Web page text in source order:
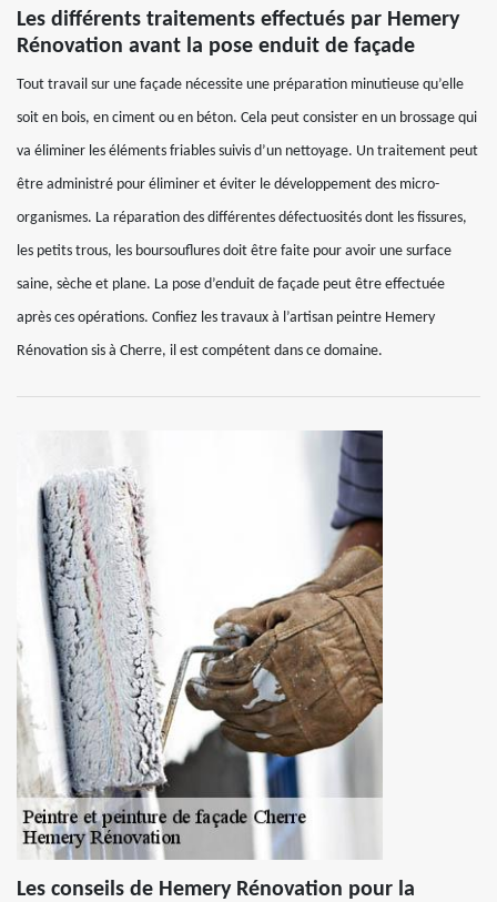
Les différents traitements effectués par Hemery
Rénovation avant la pose enduit de façade
Tout travail sur une façade nécessite une préparation minutieuse qu’elle
soit en bois, en ciment ou en béton. Cela peut consister en un brossage qui
va éliminer les éléments friables suivis d’un nettoyage. Un traitement peut
être administré pour éliminer et éviter le développement des micro-
organismes. La réparation des différentes défectuosités dont les fissures,
les petits trous, les boursouflures doit être faite pour avoir une surface
saine, sèche et plane. La pose d’enduit de façade peut être effectuée
après ces opérations. Confiez les travaux à l’artisan peintre Hemery
Rénovation sis à Cherre, il est compétent dans ce domaine.
Les conseils de Hemery Rénovation pour la